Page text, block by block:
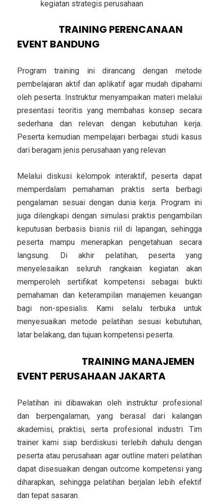
kegiatan strategis perusahaan
TRAINING PERENCANAAN
EVENT BANDUNG
Program training ini dirancang dengan metode
pembelajaran aktif dan aplikatif agar mudah dipahami
oleh peserta. Instruktur menyampaikan materi melalui
presentasi teoritis yang membahas konsep secara
sederhana dan relevan dengan kebutuhan kerja.
Peserta kemudian mempelajari berbagai studi kasus
dari beragam jenis perusahaan yang relevan
Melalui diskusi kelompok interaktif, peserta dapat
memperdalam pemahaman praktis serta berbagi
pengalaman sesuai dengan dunia kerja. Program ini
juga dilengkapi dengan simulasi praktis pengambilan
keputusan berbasis bisnis riil di lapangan, sehingga
peserta mampu menerapkan pengetahuan secara
langsung. Di akhir pelatihan, peserta yang
menyelesaikan seluruh rangkaian kegiatan akan
memperoleh sertifikat kompetensi sebagai bukti
pemahaman dan keterampilan manajemen keuangan
bagi non-spesialis. Kami selalu terbuka untuk
menyesuaikan metode pelatihan sesuai kebutuhan,
latar belakang, dan tujuan kompetensi peserta.
TRAINING MANAJEMEN
EVENT PERUSAHAAN JAKARTA
Pelatihan ini dibawakan oleh instruktur profesional
dan berpengalaman, yang berasal dari kalangan
akademisi, praktisi, serta profesional industri. Tim
trainer kami siap berdiskusi terlebih dahulu dengan
peserta atau perusahaan agar outline materi pelatihan
dapat disesuaikan dengan outcome kompetensi yang
diharapkan, sehingga pelatihan berjalan lebih efektif
dan tepat sasaran.